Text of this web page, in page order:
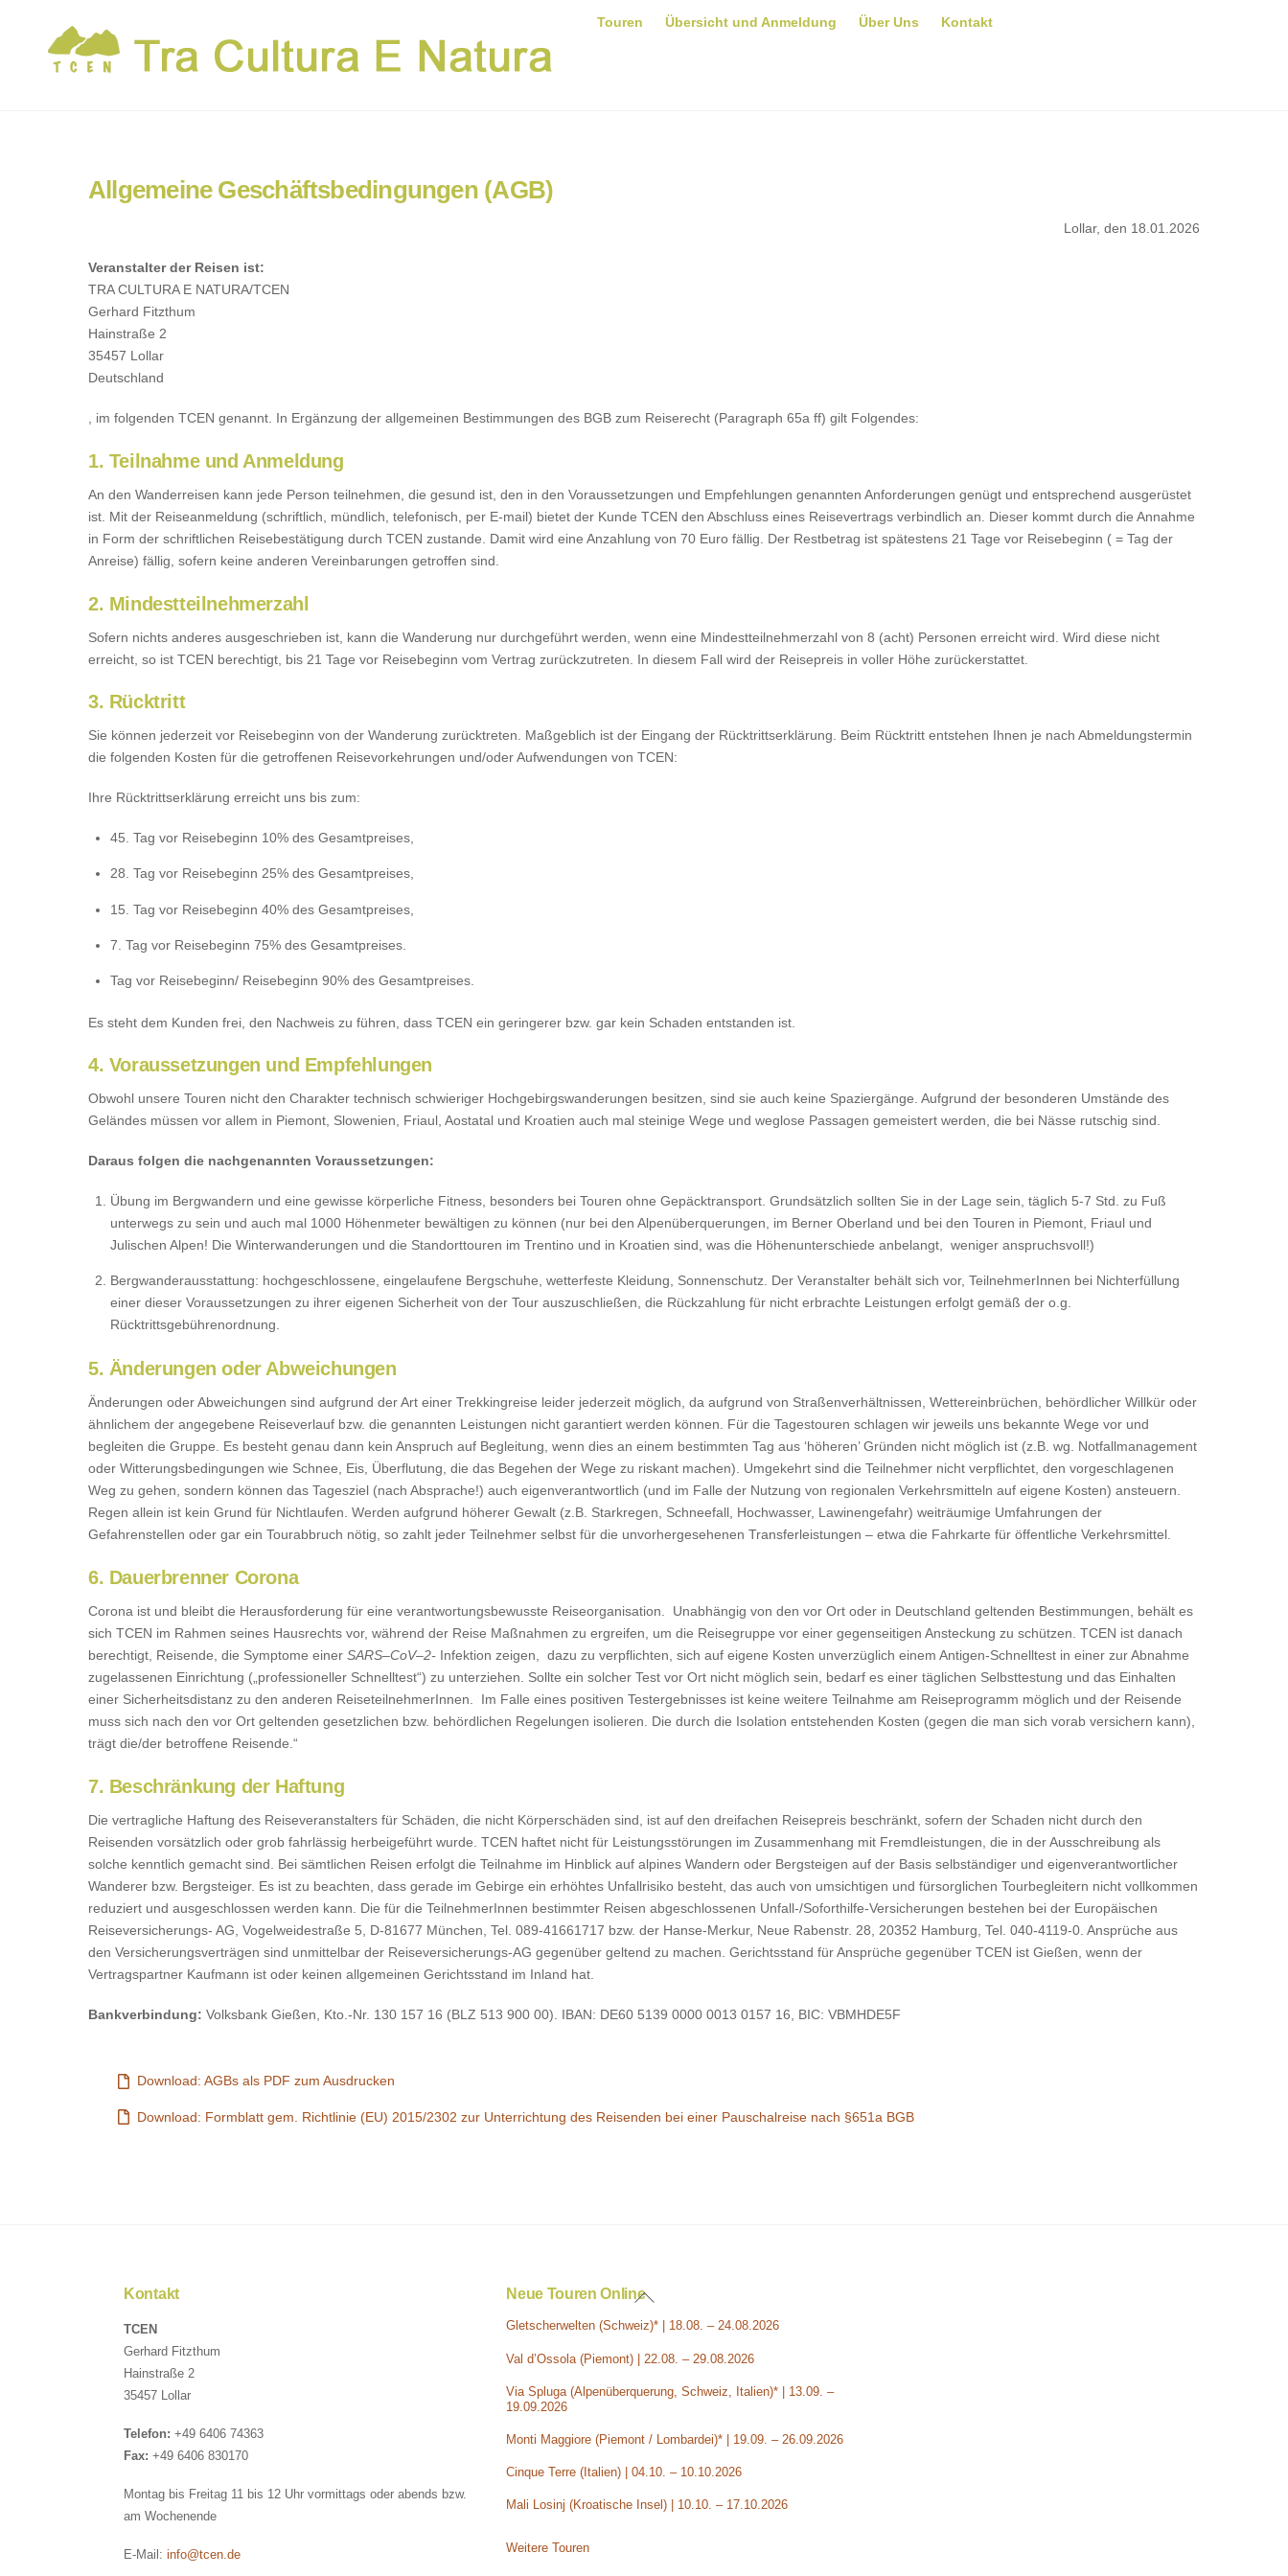
Touren Übersicht und Anmeldung Über Uns Kontakt
Allgemeine Geschäftsbedingungen (AGB)
Lollar, den 18.01.2026
Veranstalter der Reisen ist:
TRA CULTURA E NATURA/TCEN
Gerhard Fitzthum
Hainstraße 2
35457 Lollar
Deutschland
, im folgenden TCEN genannt. In Ergänzung der allgemeinen Bestimmungen des BGB zum Reiserecht (Paragraph 65a ff) gilt Folgendes:
1. Teilnahme und Anmeldung
An den Wanderreisen kann jede Person teilnehmen, die gesund ist, den in den Voraussetzungen und Empfehlungen genannten Anforderungen genügt und entsprechend ausgerüstet
ist. Mit der Reiseanmeldung (schriftlich, mündlich, telefonisch, per E-mail) bietet der Kunde TCEN den Abschluss eines Reisevertrags verbindlich an. Dieser kommt durch die Annahme
in Form der schriftlichen Reisebestätigung durch TCEN zustande. Damit wird eine Anzahlung von 70 Euro fällig. Der Restbetrag ist spätestens 21 Tage vor Reisebeginn ( = Tag der
Anreise) fällig, sofern keine anderen Vereinbarungen getroffen sind.
2. Mindestteilnehmerzahl
Sofern nichts anderes ausgeschrieben ist, kann die Wanderung nur durchgeführt werden, wenn eine Mindestteilnehmerzahl von 8 (acht) Personen erreicht wird. Wird diese nicht
erreicht, so ist TCEN berechtigt, bis 21 Tage vor Reisebeginn vom Vertrag zurückzutreten. In diesem Fall wird der Reisepreis in voller Höhe zurückerstattet.
3. Rücktritt
Sie können jederzeit vor Reisebeginn von der Wanderung zurücktreten. Maßgeblich ist der Eingang der Rücktrittserklärung. Beim Rücktritt entstehen Ihnen je nach Abmeldungstermin
die folgenden Kosten für die getroffenen Reisevorkehrungen und/oder Aufwendungen von TCEN:
Ihre Rücktrittserklärung erreicht uns bis zum:
45. Tag vor Reisebeginn 10% des Gesamtpreises,
28. Tag vor Reisebeginn 25% des Gesamtpreises,
15. Tag vor Reisebeginn 40% des Gesamtpreises,
7. Tag vor Reisebeginn 75% des Gesamtpreises.
Tag vor Reisebeginn/ Reisebeginn 90% des Gesamtpreises.
Es steht dem Kunden frei, den Nachweis zu führen, dass TCEN ein geringerer bzw. gar kein Schaden entstanden ist.
4. Voraussetzungen und Empfehlungen
Obwohl unsere Touren nicht den Charakter technisch schwieriger Hochgebirgswanderungen besitzen, sind sie auch keine Spaziergänge. Aufgrund der besonderen Umstände des
Geländes müssen vor allem in Piemont, Slowenien, Friaul, Aostatal und Kroatien auch mal steinige Wege und weglose Passagen gemeistert werden, die bei Nässe rutschig sind.
Daraus folgen die nachgenannten Voraussetzungen:
Übung im Bergwandern und eine gewisse körperliche Fitness, besonders bei Touren ohne Gepäcktransport. Grundsätzlich sollten Sie in der Lage sein, täglich 5-7 Std. zu Fuß
unterwegs zu sein und auch mal 1000 Höhenmeter bewältigen zu können (nur bei den Alpenüberquerungen, im Berner Oberland und bei den Touren in Piemont, Friaul und
Julischen Alpen! Die Winterwanderungen und die Standorttouren im Trentino und in Kroatien sind, was die Höhenunterschiede anbelangt, weniger anspruchsvoll!)
Bergwanderausstattung: hochgeschlossene, eingelaufene Bergschuhe, wetterfeste Kleidung, Sonnenschutz. Der Veranstalter behält sich vor, TeilnehmerInnen bei Nichterfüllung
einer dieser Voraussetzungen zu ihrer eigenen Sicherheit von der Tour auszuschließen, die Rückzahlung für nicht erbrachte Leistungen erfolgt gemäß der o.g.
Rücktrittsgebührenordnung.
5. Änderungen oder Abweichungen
Änderungen oder Abweichungen sind aufgrund der Art einer Trekkingreise leider jederzeit möglich, da aufgrund von Straßenverhältnissen, Wettereinbrüchen, behördlicher Willkür oder
ähnlichem der angegebene Reiseverlauf bzw. die genannten Leistungen nicht garantiert werden können. Für die Tagestouren schlagen wir jeweils uns bekannte Wege vor und
begleiten die Gruppe. Es besteht genau dann kein Anspruch auf Begleitung, wenn dies an einem bestimmten Tag aus ‘höheren’ Gründen nicht möglich ist (z.B. wg. Notfallmanagement
oder Witterungsbedingungen wie Schnee, Eis, Überflutung, die das Begehen der Wege zu riskant machen). Umgekehrt sind die Teilnehmer nicht verpflichtet, den vorgeschlagenen
Weg zu gehen, sondern können das Tagesziel (nach Absprache!) auch eigenverantwortlich (und im Falle der Nutzung von regionalen Verkehrsmitteln auf eigene Kosten) ansteuern.
Regen allein ist kein Grund für Nichtlaufen. Werden aufgrund höherer Gewalt (z.B. Starkregen, Schneefall, Hochwasser, Lawinengefahr) weiträumige Umfahrungen der
Gefahrenstellen oder gar ein Tourabbruch nötig, so zahlt jeder Teilnehmer selbst für die unvorhergesehenen Transferleistungen – etwa die Fahrkarte für öffentliche Verkehrsmittel.
6. Dauerbrenner Corona
Corona ist und bleibt die Herausforderung für eine verantwortungsbewusste Reiseorganisation. Unabhängig von den vor Ort oder in Deutschland geltenden Bestimmungen, behält es
sich TCEN im Rahmen seines Hausrechts vor, während der Reise Maßnahmen zu ergreifen, um die Reisegruppe vor einer gegenseitigen Ansteckung zu schützen. TCEN ist danach
berechtigt, Reisende, die Symptome einer SARS–CoV–2- Infektion zeigen, dazu zu verpflichten, sich auf eigene Kosten unverzüglich einem Antigen-Schnelltest in einer zur Abnahme
zugelassenen Einrichtung („professioneller Schnelltest“) zu unterziehen. Sollte ein solcher Test vor Ort nicht möglich sein, bedarf es einer täglichen Selbsttestung und das Einhalten
einer Sicherheitsdistanz zu den anderen ReiseteilnehmerInnen. Im Falle eines positiven Testergebnisses ist keine weitere Teilnahme am Reiseprogramm möglich und der Reisende
muss sich nach den vor Ort geltenden gesetzlichen bzw. behördlichen Regelungen isolieren. Die durch die Isolation entstehenden Kosten (gegen die man sich vorab versichern kann),
trägt die/der betroffene Reisende.“
7. Beschränkung der Haftung
Die vertragliche Haftung des Reiseveranstalters für Schäden, die nicht Körperschäden sind, ist auf den dreifachen Reisepreis beschränkt, sofern der Schaden nicht durch den
Reisenden vorsätzlich oder grob fahrlässig herbeigeführt wurde. TCEN haftet nicht für Leistungsstörungen im Zusammenhang mit Fremdleistungen, die in der Ausschreibung als
solche kenntlich gemacht sind. Bei sämtlichen Reisen erfolgt die Teilnahme im Hinblick auf alpines Wandern oder Bergsteigen auf der Basis selbständiger und eigenverantwortlicher
Wanderer bzw. Bergsteiger. Es ist zu beachten, dass gerade im Gebirge ein erhöhtes Unfallrisiko besteht, das auch von umsichtigen und fürsorglichen Tourbegleitern nicht vollkommen
reduziert und ausgeschlossen werden kann. Die für die TeilnehmerInnen bestimmter Reisen abgeschlossenen Unfall-/Soforthilfe-Versicherungen bestehen bei der Europäischen
Reiseversicherungs- AG, Vogelweidestraße 5, D-81677 München, Tel. 089-41661717 bzw. der Hanse-Merkur, Neue Rabenstr. 28, 20352 Hamburg, Tel. 040-4119-0. Ansprüche aus
den Versicherungsverträgen sind un­mittelbar der Reiseversicherungs-AG gegenüber geltend zu machen. Gerichtsstand für Ansprüche gegenüber TCEN ist Gießen, wenn der
Vertragspartner Kaufmann ist oder keinen allgemeinen Gerichtsstand im Inland hat.
Bankverbindung: Volksbank Gießen, Kto.-Nr. 130 157 16 (BLZ 513 900 00). IBAN: DE60 5139 0000 0013 0157 16, BIC: VBMHDE5F
Download: AGBs als PDF zum Ausdrucken
Download: Formblatt gem. Richtlinie (EU) 2015/2302 zur Unterrichtung des Reisenden bei einer Pauschalreise nach §651a BGB
Back
Top
Kontakt
TCEN
Gerhard Fitzthum
Hainstraße 2
35457 Lollar
Telefon: +49 6406 74363
Fax: +49 6406 830170
Montag bis Freitag 11 bis 12 Uhr vormittags oder abends bzw.
am Wochenende
E-Mail:info@tcen.de
Neue Touren Online
Gletscherwelten (Schweiz)* | 18.08. – 24.08.2026
Val d’Ossola (Piemont) | 22.08. – 29.08.2026
Via Spluga (Alpenüberquerung, Schweiz, Italien)* | 13.09. –
19.09.2026
Monti Maggiore (Piemont / Lombardei)* | 19.09. – 26.09.2026
Cinque Terre (Italien) | 04.10. – 10.10.2026
Mali Losinj (Kroatische Insel) | 10.10. – 17.10.2026
Weitere Touren